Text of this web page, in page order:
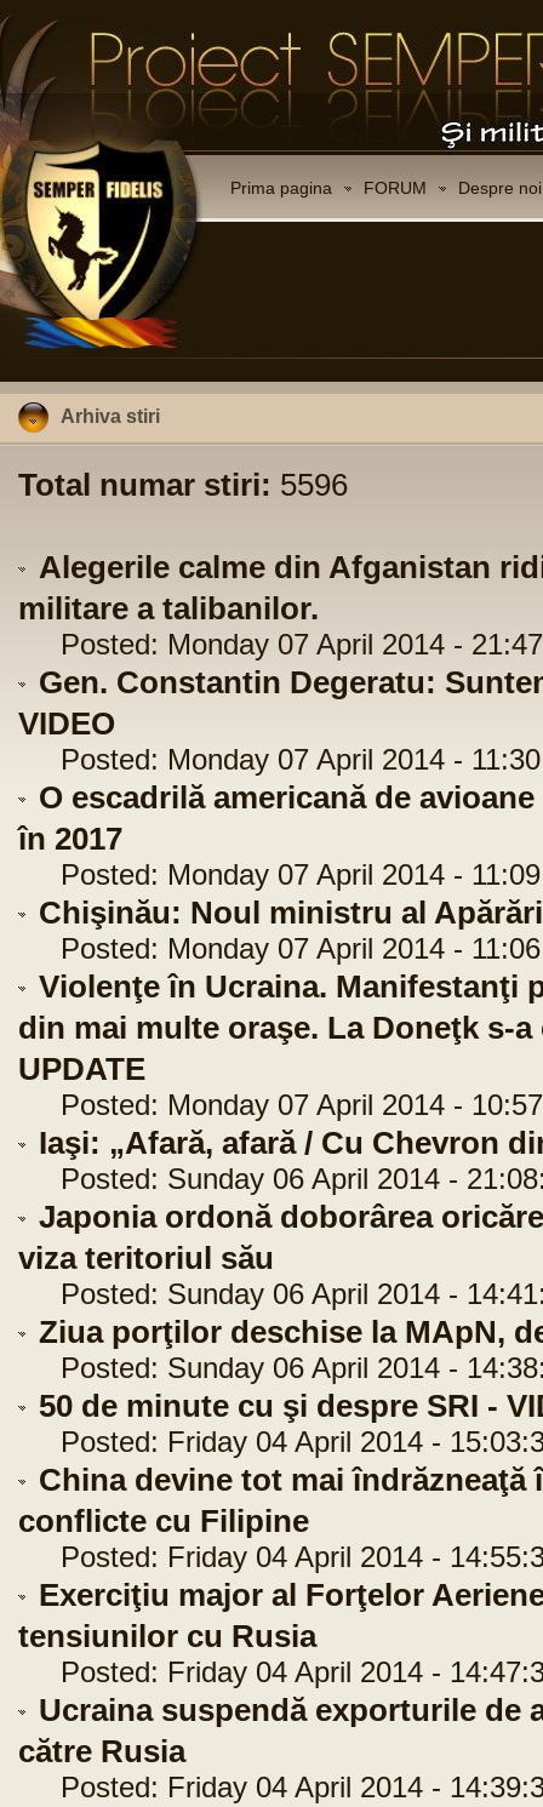
Prima pagina FORUM Despre noi
Arhiva stiri
Total numar stiri: 5596
Alegerile calme din Afganistan
militare a talibanilor.
Posted: Monday 07 April 2014 -
Gen. Constantin Degeratu:
VIDEO
Posted: Monday 07 April 2014 -
O escadrilă americană de
în 2017
Posted: Monday 07 April 2014 -
Chişinău: Noul ministru al
Posted: Monday 07 April 2014 -
Violenţe în Ucraina. Manifestanţi
din mai multe oraşe. La Doneţk s-
UPDATE
Posted: Monday 07 April 2014 -
Iaşi: „Afară, afară / Cu Chevron
Posted: Sunday 06 April 2014 -
Japonia ordonă doborârea
viza teritoriul său
Posted: Sunday 06 April 2014 -
Ziua porţilor deschise la MApN,
Posted: Sunday 06 April 2014 -
50 de minute cu şi despre SRI -
Posted: Friday 04 April 2014 -
China devine tot mai îndrăzneaţă
conflicte cu Filipine
Posted: Friday 04 April 2014 -
Exerciţiu major al Forţelor
tensiunilor cu Rusia
Posted: Friday 04 April 2014 -
Ucraina suspendă exporturile de
către Rusia
Posted: Friday 04 April 2014 -